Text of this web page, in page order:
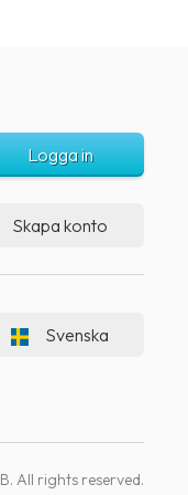
Logga in
Skapa konto
Svenska
All rights reserved.